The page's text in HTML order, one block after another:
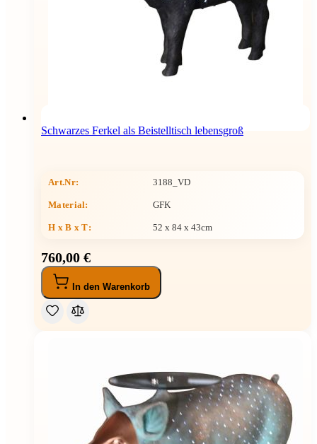
Schwarzes Ferkel als Beistelltisch lebensgroß
Art.Nr: 3188_VD
Material: GFK
H x B x T: 52 x 84 x 43cm
760,00 €
In den Warenkorb